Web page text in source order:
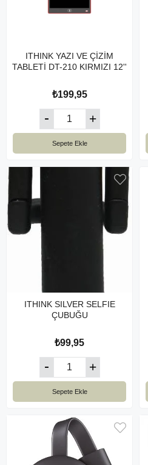
ITHINK YAZI VE ÇİZİM
TABLETİ DT-210 KIRMIZI 12''
₺199,95
Sepete Ekle
ITHINK SILVER SELFIE
ÇUBUĞU
₺99,95
Sepete Ekle